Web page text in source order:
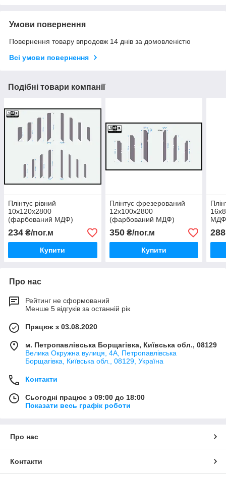
Умови повернення
Повернення товару впродовж 14 днів за домовленістю
Всі умови повернення
Подібні товари компанії
Плінтус рівний
10х120х2800
(фарбований МДФ)
234 ₴/пог.м
Купити
Плінтус фрезерований
12х100х2800
(фарбований МДФ)
350₴/пог.м
Купити
288
Про нас
Рейтинг не сформований
Менше 5 відгуків за останній рік
Працює з 03.08.2020
м. Петропавлівська Борщагівка, Київська обл., 08129
Велика Окружна вулиця, 4А, Петропавлівська
Борщагівка, Київська обл., 08129, Україна
Контакти
Сьогодні працює з 09:00 до 18:00
Показати весь графік роботи
Про нас
Контакти